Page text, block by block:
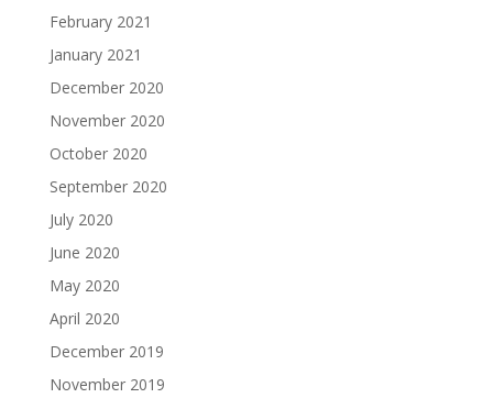
February 2021
January 2021
December 2020
November 2020
October 2020
September 2020
July 2020
June 2020
May 2020
April 2020
December 2019
November 2019